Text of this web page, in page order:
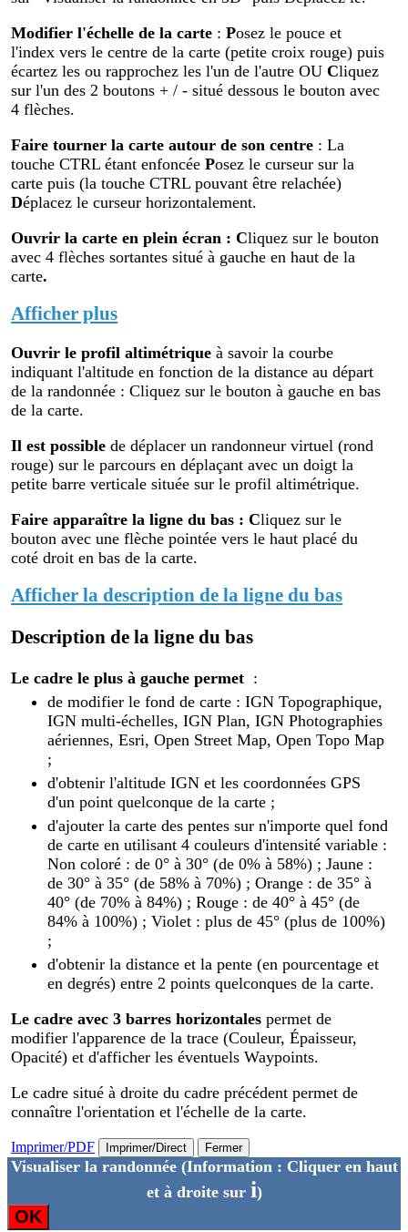
Modifier l'échelle de la carte :Posez le pouce et
l'index vers le centre de la carte (petite croix rouge) puis
écartez les ou rapprochez les l'un de l'autre OUCliquez
sur l'un des 2 boutons + / - situé dessous le bouton avec
4 flèches.
Faire tourner la carte autour de son centre : La
touche CTRL étant enfoncéePosez le curseur sur la
carte puis (la touche CTRL pouvant être relachée)
Déplacez le curseur horizontalement.
Ouvrir la carte en plein écran :Cliquez sur le bouton
avec 4 flèches sortantes situé à gauche en haut de la
carte.
Afficher plus
Ouvrir le profil altimétrique à savoir la courbe
indiquant l'altitude en fonction de la distance au départ
de la randonnée : Cliquez sur le bouton à gauche en bas
de la carte.
Il est possible de déplacer un randonneur virtuel (rond
rouge) sur le parcours en déplaçant avec un doigt la
petite barre verticale située sur le profil altimétrique.
Faire apparaître la ligne du bas : Cliquez sur le
bouton avec une flèche pointée vers le haut placé du
coté droit en bas de la carte.
Afficher la description de la ligne du bas
Description de la ligne du bas
Le cadre le plus à gauche permet :
de modifier le fond de carte : IGN Topographique,
IGN multi-échelles, IGN Plan, IGN Photographies
aériennes, Esri, Open Street Map, Open Topo Map
;
d'obtenir l'altitude IGN et les coordonnées GPS
d'un point quelconque de la carte ;
d'ajouter la carte des pentes sur n'importe quel fond
de carte en utilisant 4 couleurs d'intensité variable :
Non coloré : de 0° à 30° (de 0% à 58%) ; Jaune :
de 30° à 35° (de 58% à 70%) ; Orange : de 35° à
40° (de 70% à 84%) ; Rouge : de 40° à 45° (de
84% à 100%) ; Violet : plus de 45° (plus de 100%)
;
d'obtenir la distance et la pente (en pourcentage et
en degrés) entre 2 points quelconques de la carte.
Le cadre avec 3 barres horizontales permet de
modifier l'apparence de la trace (Couleur, Épaisseur,
Opacité) et d'afficher les éventuels Waypoints.
Le cadre situé à droite du cadre précédent permet de
connaître l'orientation et l'échelle de la carte.
Imprimer/PDF Imprimer/Direct Fermer
Visualiser la randonnée(Information : Cliquer en haut
et à droite sur i)
OK